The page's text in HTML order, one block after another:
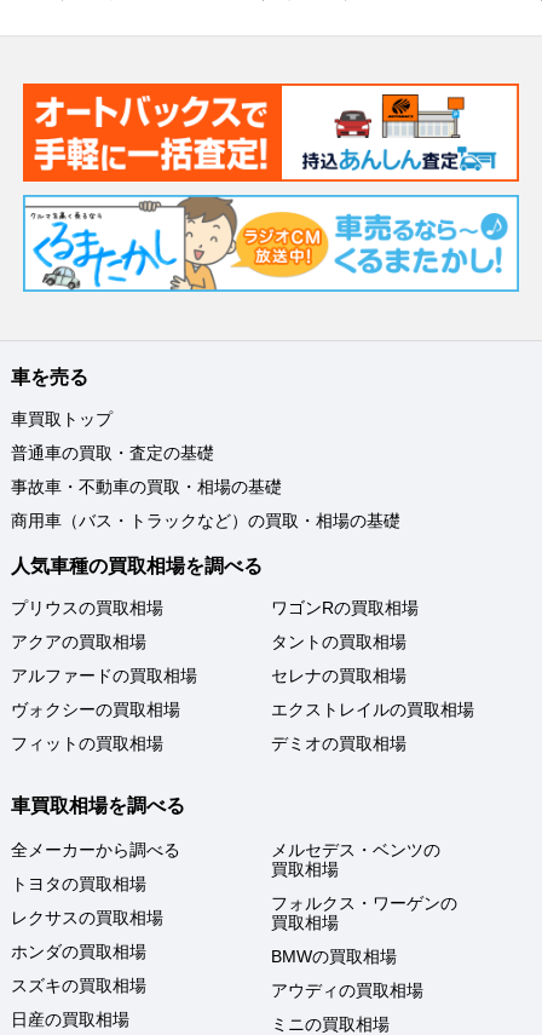
車を売る
車買取トップ
普通車の買取・査定の基礎
事故車・不動車の買取・相場の基礎
商用車（バス・トラックなど）の買取・相場の基礎
人気車種の買取相場を調べる
プリウスの買取相場
アクアの買取相場
アルファードの買取相場
ヴォクシーの買取相場
フィットの買取相場
ワゴンRの買取相場
タントの買取相場
セレナの買取相場
エクストレイルの買取相場
デミオの買取相場
車買取相場を調べる
全メーカーから調べる
トヨタの買取相場
レクサスの買取相場
ホンダの買取相場
スズキの買取相場
日産の買取相場
メルセデス・ベンツの
買取相場
フォルクス・ワーゲンの
買取相場
BMWの買取相場
アウディの買取相場
ミニの買取相場